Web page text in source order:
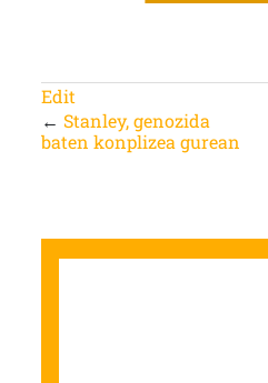
Edit
← Stanley, genozida
baten konplizea gurean